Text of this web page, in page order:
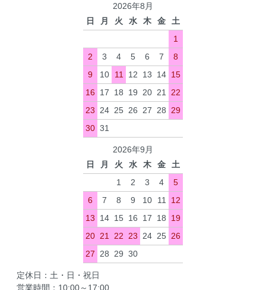
2026年8月
日
月 火 水 木 金
土
1
2
3 4 5 6 7
8
9
10 11 12 13 14 15
16 17 18 19 20 21
22
23
24 25 26 27 28
29
30 31
2026年9月
日
月 火 水 木 金
土
1
2 3 4
5
6
7 8 9 10 11
12
13
14 15 16 17 18
19
20 21 22 23 24 25 26
27
28 29 30
定休日：土・日・祝日
営業時間：10:00～17:00